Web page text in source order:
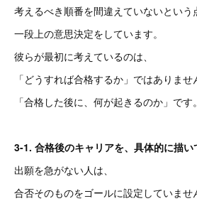
考えるべき順番を間違えていないという
一段上の意思決定をしています。
彼らが最初に考えているのは、
「どうすれば合格するか」ではありませ
「合格した後に、何が起きるのか」です。
3-1. 合格後のキャリアを、具体的に描い
出願を急がない人は、
合否そのものをゴールに設定していませ